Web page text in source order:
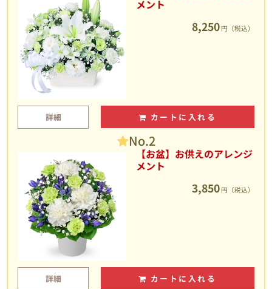
メント
8,250 円（税込）
詳細 カートに入れる
No.2
【お盆】お供えのアレンジ
メント
3,850 円（税込）
詳細 カートに入れる